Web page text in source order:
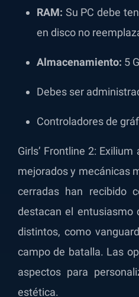
RAM: Su PC debe
en disco no
Almacenamiento: 5
Debes ser
Controladores de
Girls’ Frontline 2:
mejorados y mecánicas
cerradas han recibido
destacan el entusiasmo
distintos, como
campo de batalla. Las
aspectos para
estética.